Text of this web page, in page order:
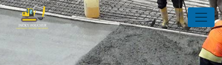
Panneau de gestion des cookies